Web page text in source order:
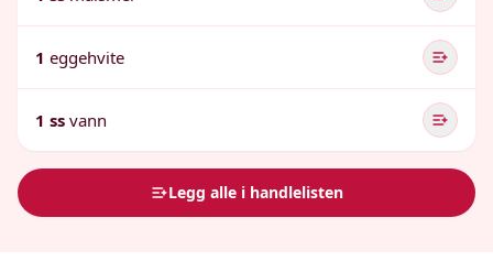
1 eggehvite
1 ss vann
Legg alle i handlelisten